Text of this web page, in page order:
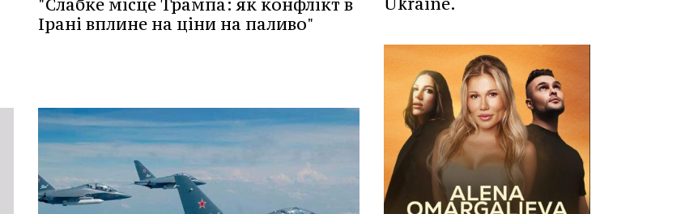
"Слабке місце Трампа: як конфлікт в
Ірані вплине на ціни на паливо"